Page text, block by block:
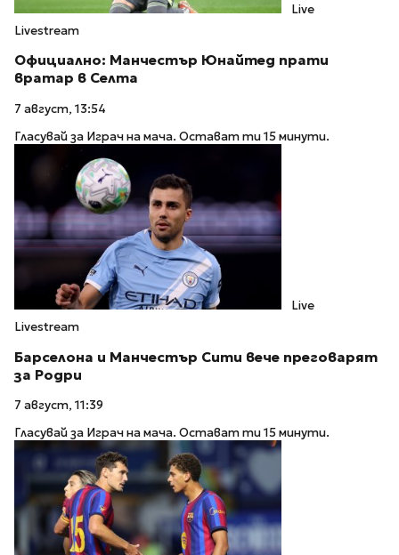
Live
Livestream
Официално: Манчестър Юнайтед прати
вратар в Селта
7 август, 13:54
Гласувай за Играч на мача. Остават ти 15 минути.
Live
Livestream
Барселона и Манчестър Сити вече преговарят
за Родри
7 август, 11:39
Гласувай за Играч на мача. Остават ти 15 минути.